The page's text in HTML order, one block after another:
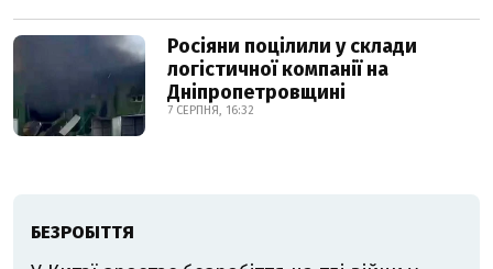
Росіяни поцілили у склади
логістичної компанії на
Дніпропетровщині
7 СЕРПНЯ, 16:32
БЕЗРОБІТТЯ